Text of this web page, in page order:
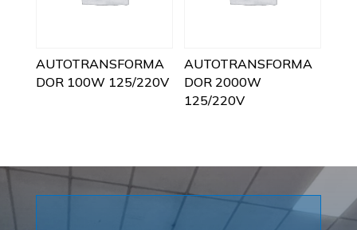
AUTOTRANSFORMA
DOR 100W 125/220V
AUTOTRANSFORMA
DOR 2000W
125/220V